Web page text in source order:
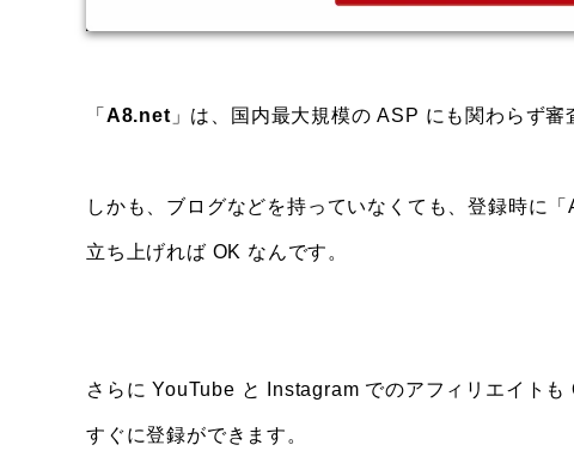
「 A8.net 」は、国内最大規模の ASP にも関わらず審
しかも、ブログなどを持っていなくても、登録時に
立ち上げれば OK なんです。
さらに YouTube と Instagram でのアフィリエイト
すぐに登録ができます。